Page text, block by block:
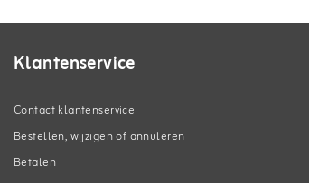
Klantenservice
Contact klantenservice
Bestellen, wijzigen of annuleren
Betalen